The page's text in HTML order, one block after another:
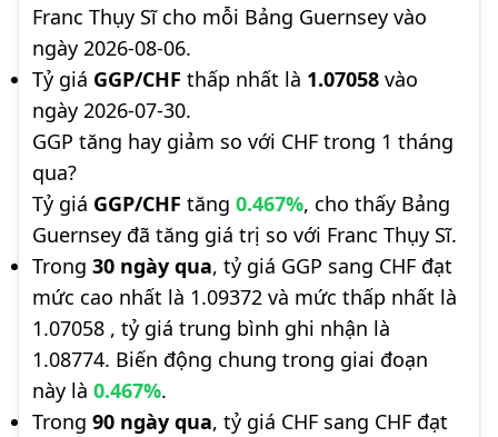
Franc Thụy Sĩ cho mỗi Bảng Guernsey vào
ngày 2026-08-06.
Tỷ giá GGP/CHF thấp nhất là 1.07058 vào
ngày 2026-07-30.
GGP tăng hay giảm so với CHF trong 1 tháng
qua?
Tỷ giá GGP/CHF tăng 0.467%, cho thấy Bảng
Guernsey đã tăng giá trị so với Franc Thụy Sĩ.
Trong 30 ngày qua, tỷ giá GGP sang CHF đạt
mức cao nhất là 1.09372 và mức thấp nhất là
1.07058 , tỷ giá trung bình ghi nhận là
1.08774. Biến động chung trong giai đoạn
này là 0.467%.
Trong 90 ngày qua, tỷ giá CHF sang CHF đạt